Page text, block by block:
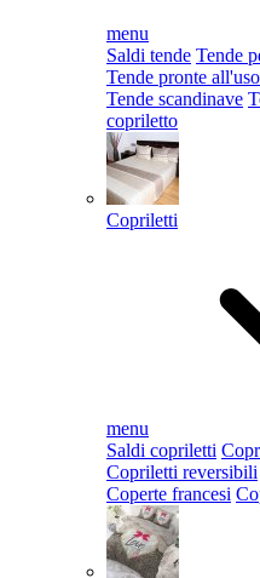
menu
Saldi tende Tende
Tende pronte all'uso
Tende scandinave
copriletto
Copriletti
menu
Saldi copriletti
Copriletti reversibili
Coperte francesi